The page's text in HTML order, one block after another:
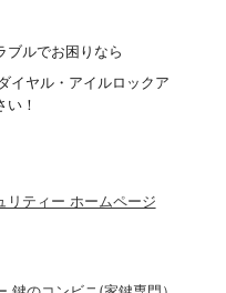
ブルでお困りなら
イヤル・アイルロックア
い！
リティー ホームページ